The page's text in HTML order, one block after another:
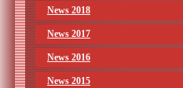
News 2018
News 2017
News 2016
News 2015